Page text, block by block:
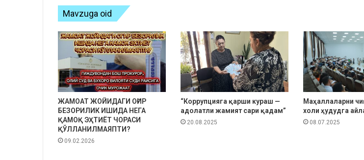
Mavzuga oid
ЖАМОАТ ЖОЙИДАГИ ОҒИР
БЕЗОРИЛИК ИШИДА НЕГА
ҚАМОҚ ЭҲТИЁТ ЧОРАСИ
ҚЎЛЛАНИЛМАЯПТИ?
09.02.2026
“Коррупцияга қарши кураш —
адолатли жамият сари қадам”
20.08.2025
Маҳаллаларни
холи ҳудудга
08.07.2025